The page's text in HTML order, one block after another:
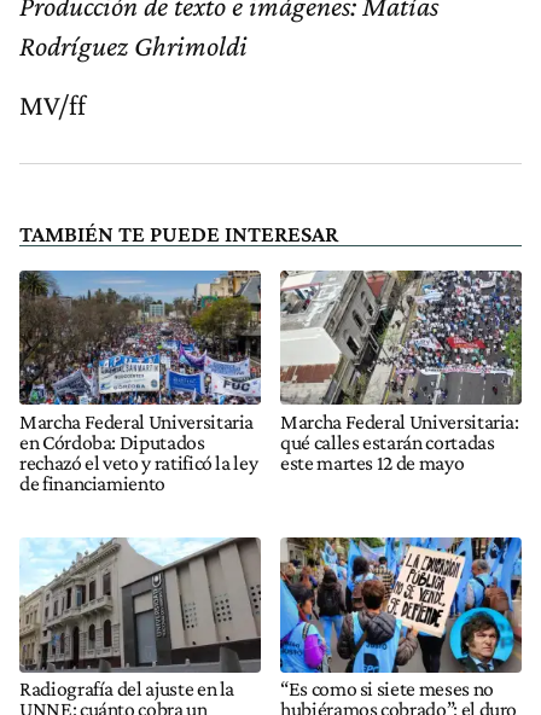
Rodríguez Ghrimoldi
MV/ff
TAMBIÉN TE PUEDE INTERESAR
Marcha Federal Universitaria
en Córdoba: Diputados
rechazó el veto y ratificó la ley
de financiamiento
Marcha Federal Universitaria:
qué calles estarán cortadas
este martes 12 de mayo
Radiografía del ajuste en la
UNNE: cuánto cobra un
“Es como si siete meses no
hubiéramos cobrado”: el duro